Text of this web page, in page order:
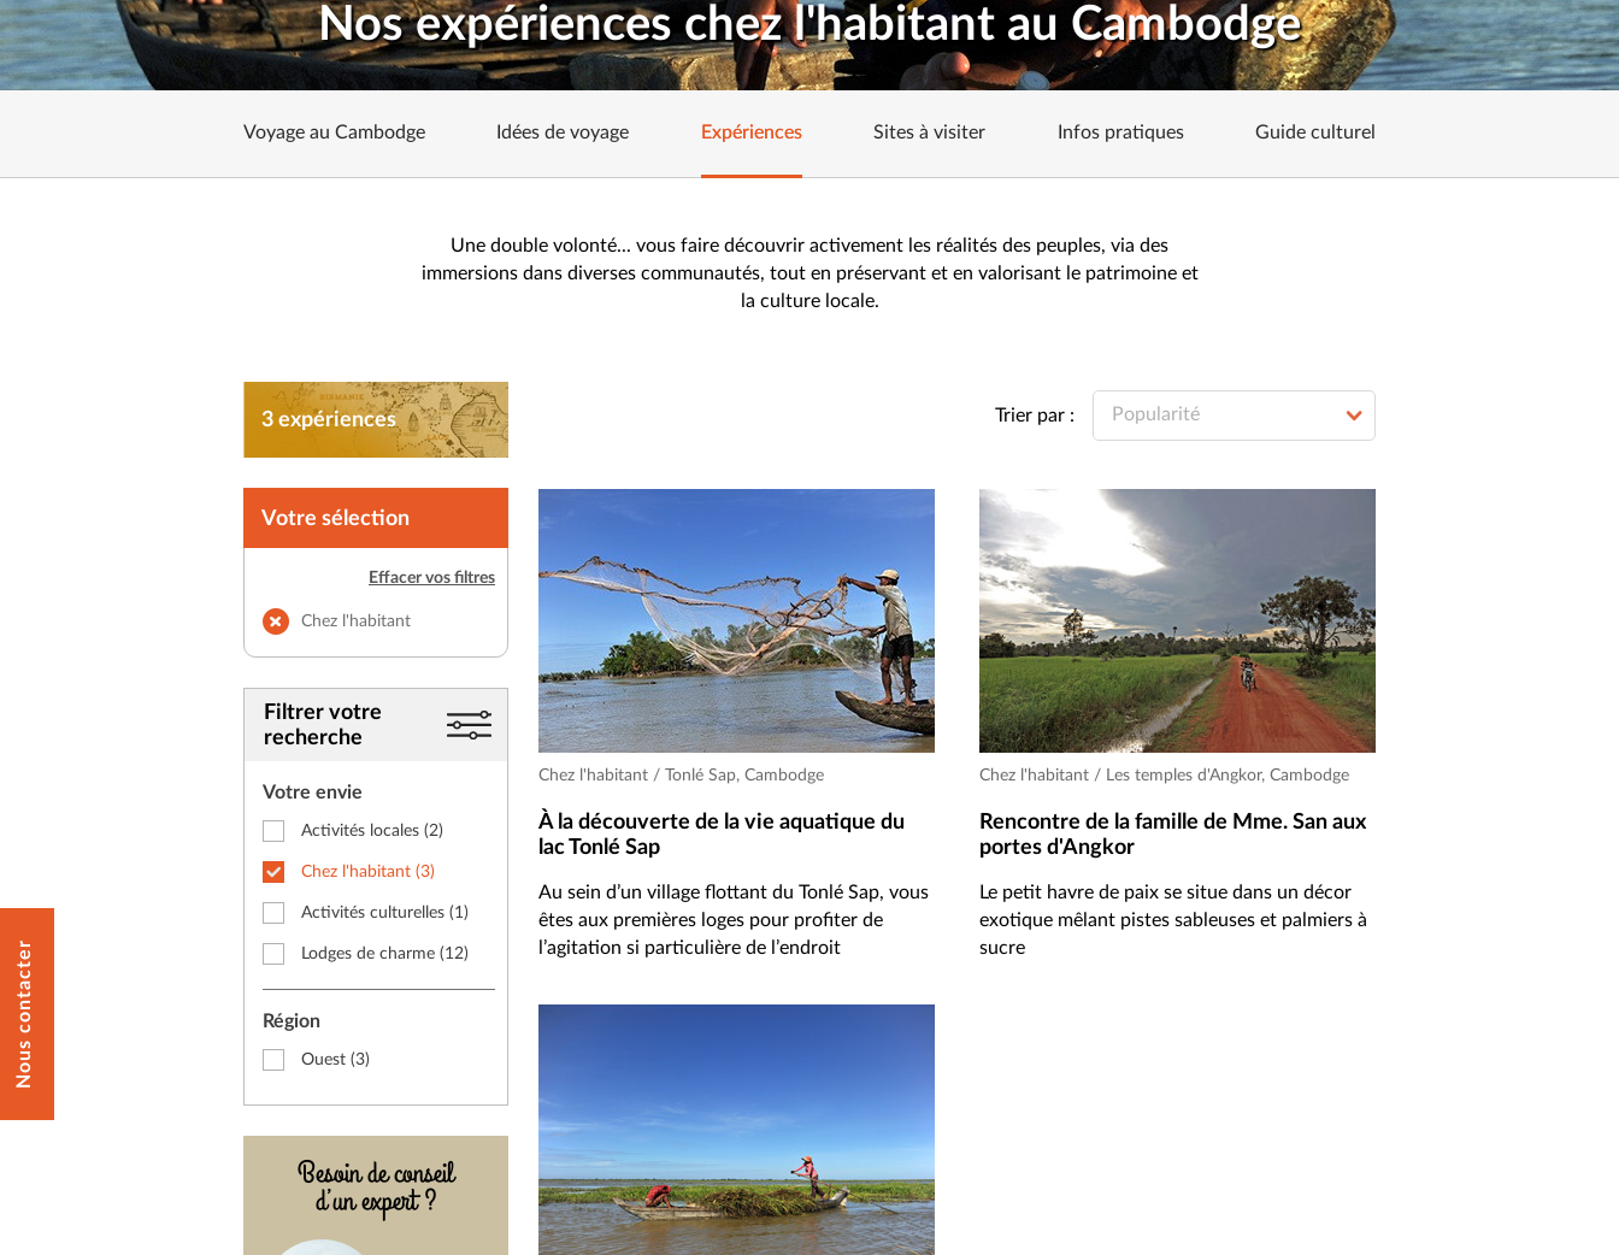
Nous contacter
Nos expériences chez l'habitant au Cambodge
Voyage au Cambodge Idées de voyage Expériences Sites à visiter Infos pratiques Guide culturel
Une double volonté... vous faire découvrir activement les réalités des peuples, via des
immersions dans diverses communautés, tout en préservant et en valorisant le patrimoine et
la culture locale.
3 expériences
Votre sélection
Effacer vos filtres
Chez l'habitant
Filtrer votre
recherche
Votre envie
Activités locales (2)
Chez l'habitant (3)
Activités culturelles (1)
Lodges de charme (12)
Région
Ouest (3)
Besoin de conseil
d’un expert ?
Trier par : Popularité
Chez l'habitant / Tonlé Sap, Cambodge
À la découverte de la vie aquatique du
lac Tonlé Sap
Au sein d’un village flottant du Tonlé Sap, vous
êtes aux premières loges pour profiter de
l’agitation si particulière de l’endroit
Chez l'habitant / Les temples d'Angkor, Cambodge
Rencontre de la famille de Mme. San aux
portes d'Angkor
Le petit havre de paix se situe dans un décor
exotique mêlant pistes sableuses et palmiers à
sucre